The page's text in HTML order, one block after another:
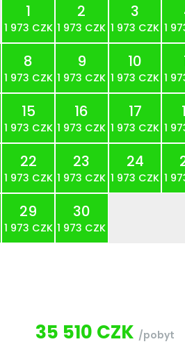
1
1 973 CZK
2
1 973 CZK
3
1 973 CZK 1
8
1 973 CZK
9
1 973 CZK
10
1 973 CZK 1
15
1 973 CZK
16
1 973 CZK
17
1 973 CZK 1
22
1 973 CZK
23
1 973 CZK
24
1 973 CZK 1
29
1 973 CZK
30
1 973 CZK
35 510 CZK /pobyt